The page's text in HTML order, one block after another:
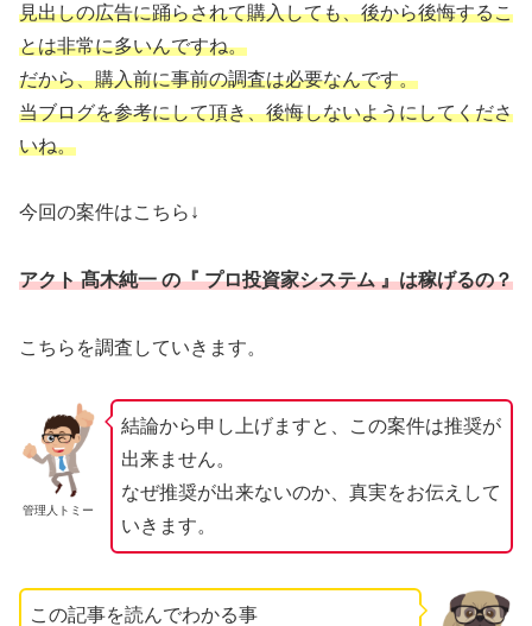
見出しの広告に踊らされて購入しても、後から後悔するこ
とは非常に多いんですね。
だから、購入前に事前の調査は必要なんです。
当ブログを参考にして頂き、後悔しないようにしてくださ
いね。
今回の案件はこちら↓
アクト 髙木純一 の『 プロ投資家システム 』は稼げるの？
こちらを調査していきます。
管理人トミー
結論から申し上げますと、この案件は推奨が
出来ません。
なぜ推奨が出来ないのか、真実をお伝えして
いきます。
この記事を読んでわかる事